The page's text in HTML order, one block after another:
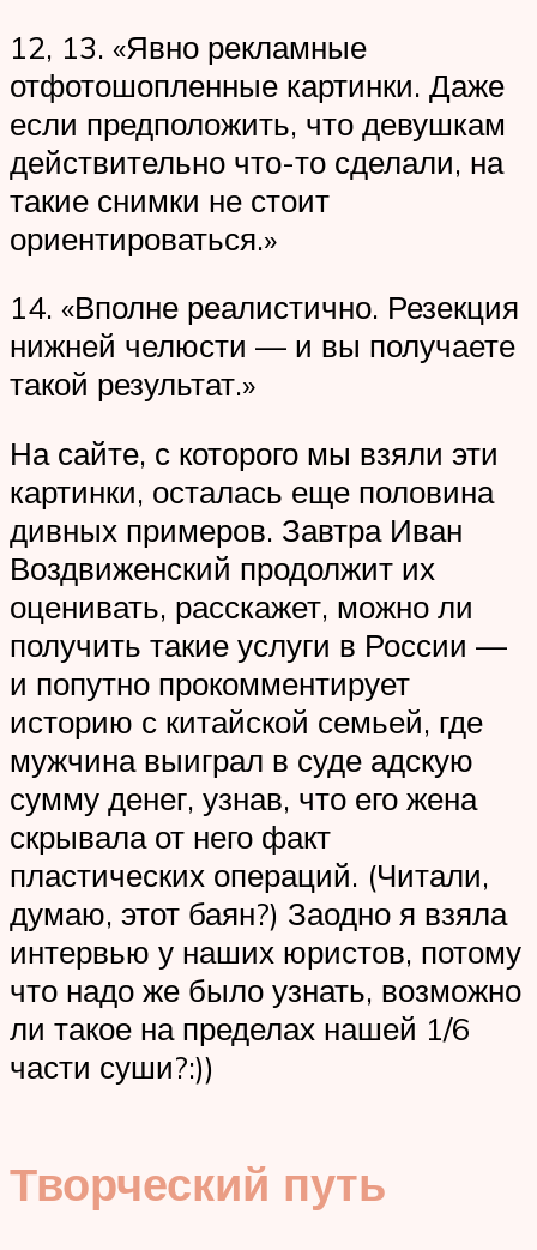
12, 13. «Явно рекламные
отфотошопленные картинки. Даже
если предположить, что девушкам
действительно что-то сделали, на
такие снимки не стоит
ориентироваться.»
14. «Вполне реалистично. Резекция
нижней челюсти — и вы получаете
такой результат.»
На сайте, с которого мы взяли эти
картинки, осталась еще половина
дивных примеров. Завтра Иван
Воздвиженский продолжит их
оценивать, расскажет, можно ли
получить такие услуги в России —
и попутно прокомментирует
историю с китайской семьей, где
мужчина выиграл в суде адскую
сумму денег, узнав, что его жена
скрывала от него факт
пластических операций. (Читали,
думаю, этот баян?) Заодно я взяла
интервью у наших юристов, потому
что надо же было узнать, возможно
ли такое на пределах нашей 1/6
части суши?:))
Творческий путь